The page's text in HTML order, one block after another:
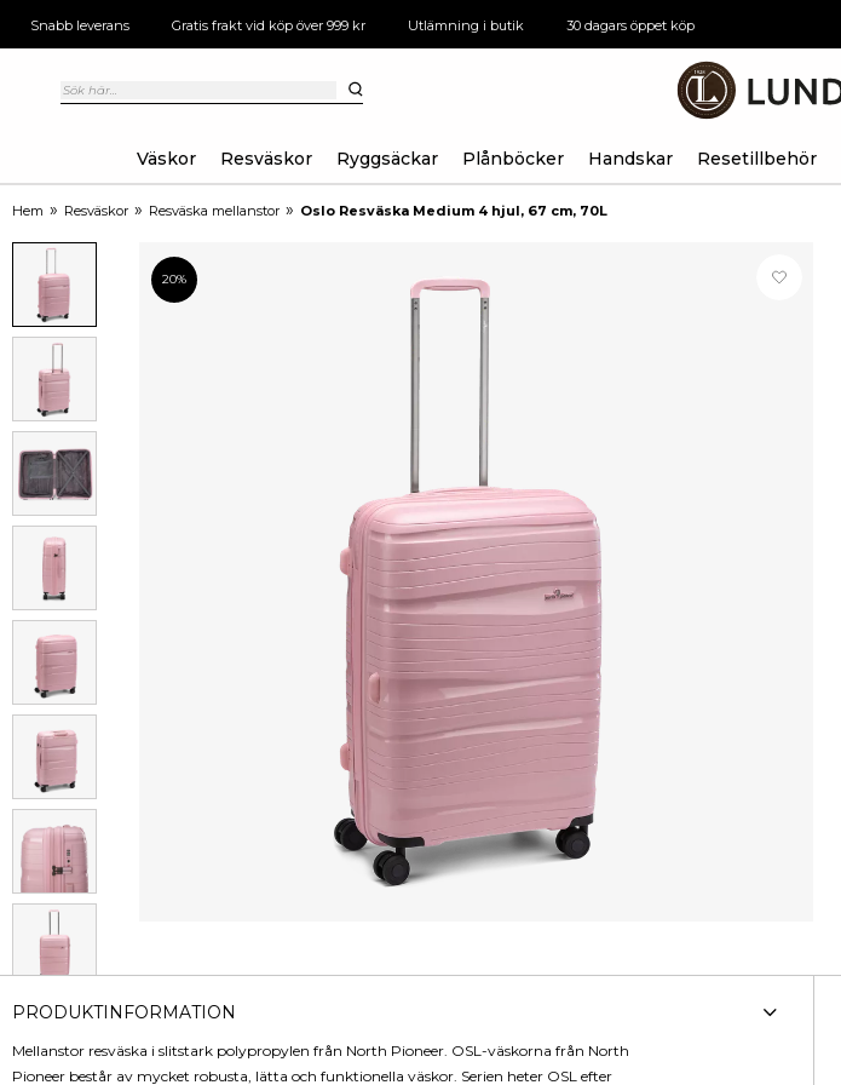
Snabb leverans Gratis frakt vid köp över 999 kr Utlämning i butik 30 dagars öppet köp
Väskor Resväskor Ryggsäckar Plånböcker Handskar Resetillbehör
Hem » Resväskor » Resväska mellanstor » Oslo Resväska Medium 4 hjul, 67 cm, 70L
20%
PRODUKTINFORMATION
Mellanstor resväska i slitstark polypropylen från North Pioneer. OSL-väskorna från North
Pioneer består av mycket robusta, lätta och funktionella väskor. Serien heter OSL efter